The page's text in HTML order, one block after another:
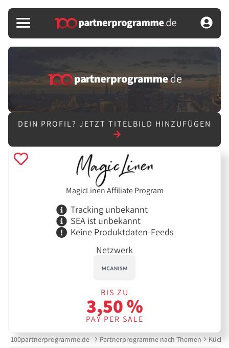
DEIN PROFIL? JETZT TITELBILD HINZUFÜGEN
MagicLinen Affiliate Program
Tracking unbekannt
SEA ist unbekannt
Keine Produktdaten-Feeds
Netzwerk
BIS ZU
3,50 %
PAY PER SALE
100partnerprogramme.de Partnerprogramme nach Themen